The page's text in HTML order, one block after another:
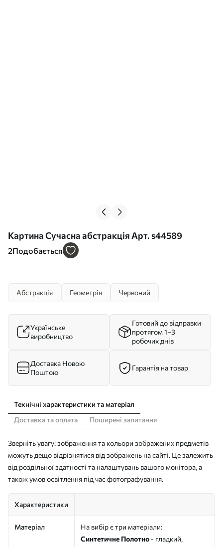
Картина Сучасна абстракція Арт. s44589
2Подобається
Абстракція Геометрія Червоний
Українське
виробництво
Готовий до відправки
протягом 1–3
робочих днів
Доставка Новою
Поштою
Гарантія на товар
Технічні характеристики та матеріал
Доставка та оплата
Поширені запитання
Зверніть увагу: зображення та кольори зображених предметів
можуть дещо відрізнятися від зображень на сайті. Це залежить
від роздільної здатності та налаштувань вашого монітора, а
також умов освітлення під час фотографування.
Характеристики
Матеріал
На вибір є три матеріали:
Синтетичне Полотно - гладкий,